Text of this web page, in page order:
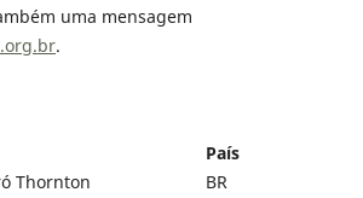
uma mensagem
.
País
Thornton
BR